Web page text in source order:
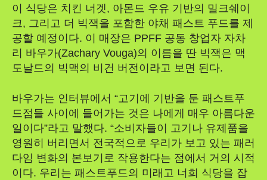
이 식당은 치킨 너겟, 아몬드 우유 기반의 밀크쉐이
크, 그리고 더 빅잭을 포함한 야채 패스트 푸드를 제
공할 예정이다. 이 매장은 PPFF 공동 창업자 자차
리 바우가(Zachary Vouga)의 이름을 딴 빅잭은 맥
도날드의 빅맥의 비건 버전이라고 보면 된다.
바우가는 인터뷰에서 “고기에 기반을 둔 패스트푸
드점들 사이에 들어가는 것은 나에게 매우 아름다운
일이다”라고 말했다. “소비자들이 고기나 유제품을
영원히 버리면서 전국적으로 우리가 보고 있는 패러
다임 변화의 본보기로 작용한다는 점에서 거의 시적
이다. 우리는 패스트푸드의 미래고 너희 식당을 잡